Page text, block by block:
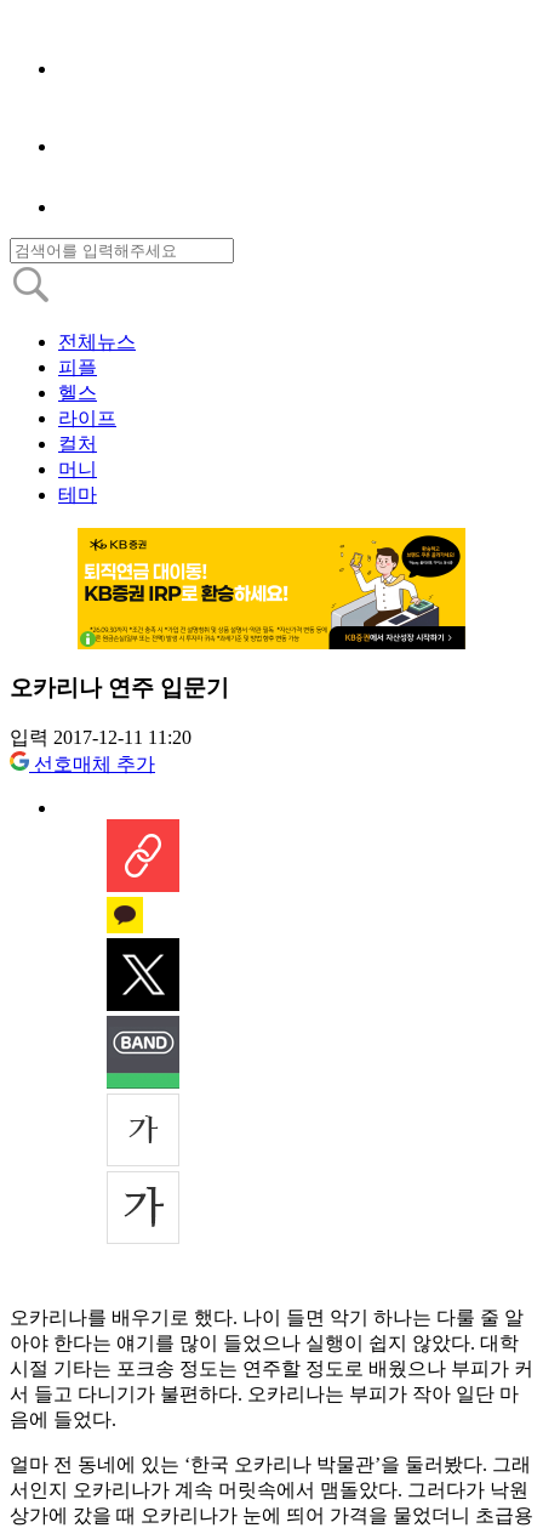
전체뉴스
피플
헬스
라이프
컬처
머니
테마
오카리나 연주 입문기
입력 2017-12-11 11:20
선호매체 추가
오카리나를 배우기로 했다. 나이 들면 악기 하나는 다룰 줄 알
아야 한다는 얘기를 많이 들었으나 실행이 쉽지 않았다. 대학
시절 기타는 포크송 정도는 연주할 정도로 배웠으나 부피가 커
서 들고 다니기가 불편하다. 오카리나는 부피가 작아 일단 마
음에 들었다.
얼마 전 동네에 있는 ‘한국 오카리나 박물관’을 둘러봤다. 그래
서인지 오카리나가 계속 머릿속에서 맴돌았다. 그러다가 낙원
상가에 갔을 때 오카리나가 눈에 띄어 가격을 물었더니 초급용